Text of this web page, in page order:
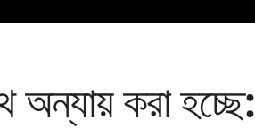
অন্যায় করা হচ্ছে: